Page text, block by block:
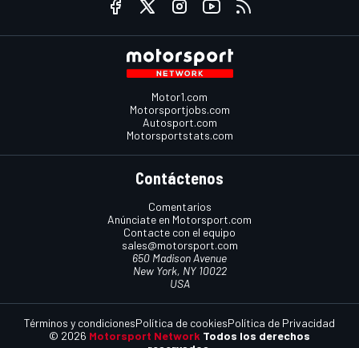
Motor1.com
Motorsportjobs.com
Autosport.com
Motorsportstats.com
Contáctenos
Comentarios
Anúnciate en Motorsport.com
Contacte con el equipo
sales@motorsport.com
650 Madison Avenue
New York, NY 10022
USA
© 2026 Motorsport Network Todos los derechos
Términos y condicionesPolítica de cookiesPolítica de Privacidad